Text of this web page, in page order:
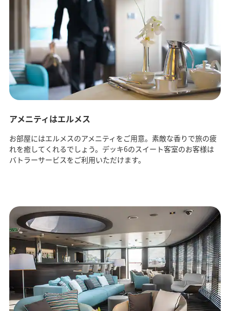
アメニティはエルメス
お部屋にはエルメスのアメニティをご用意。素敵な香りで旅の疲
れを癒してくれるでしょう。デッキ6のスイート客室のお客様は
バトラーサービスをご利用いただけます。